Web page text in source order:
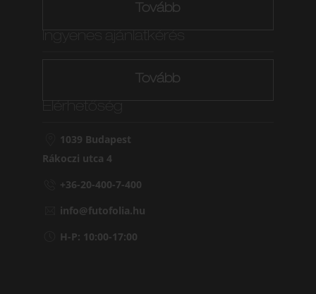
Tovább
Tovább
1039 Budapest
Rákoczi utca 4
+36-20-400-7-400
info@futofolia.hu
H-P: 10:00-17:00